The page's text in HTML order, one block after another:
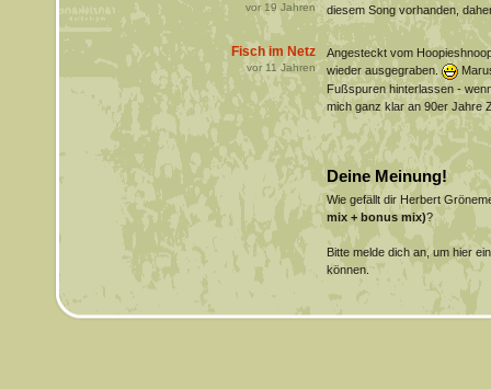
vor 19Jahren
diesem Song vorhanden,
Fisch im Netz
vor 11Jahren
Angesteckt vom
wieder ausgegraben.
Fußspuren hinterlassen -
mich ganz klar an 90er Jahre
Deine Meinung!
Wie gefällt dir Herbert
mix + bonus mix)?
Bitte melde dich an, um hier
können.